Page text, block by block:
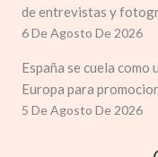
de entrevistas y
6 De Agosto De 2026
España se cuela como
Europa para
5 De Agosto De 2026